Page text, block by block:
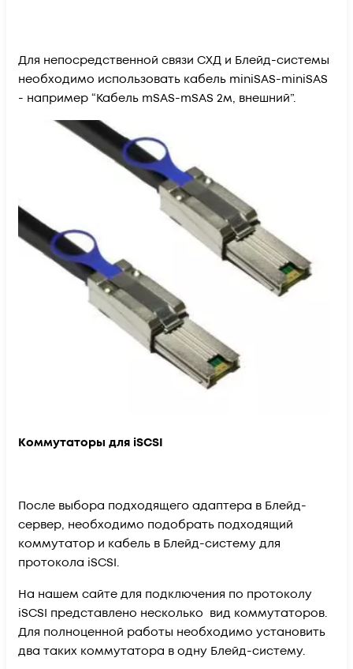
Для непосредственной связи СХД и Блейд-системы
необходимо использовать кабель miniSAS-miniSAS
- например “Кабель mSAS-mSAS 2м, внешний”.
Коммутаторы для iSCSI
После выбора подходящего адаптера в Блейд-
сервер, необходимо подобрать подходящий
коммутатор и кабель в Блейд-систему для
протокола iSCSI.
На нашем сайте для подключения по протоколу
iSCSI представлено несколько вид коммутаторов.
Для полноценной работы необходимо установить
два таких коммутатора в одну Блейд-систему.